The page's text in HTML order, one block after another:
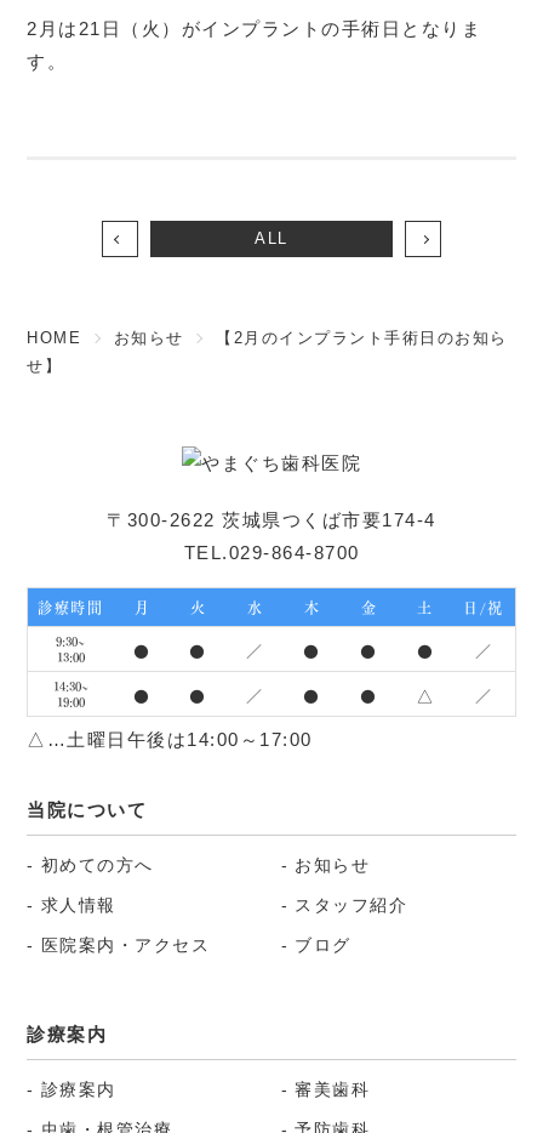
2月は21日（火）がインプラントの手術日となりま
す。
ALL
HOME お知らせ
【2月のインプラント手術日のお知ら
せ】
〒300-2622 茨城県つくば市要174-4
TEL.029-864-8700
診療時間 月 火 水 木 金 土 日/祝
9:30~
13:00
● ● ／ ● ● ● ／
14:30~
19:00
● ● ／ ● ● △ ／
△…土曜日午後は14:00～17:00
当院について
初めての方へ
求人情報
医院案内・アクセス
お知らせ
スタッフ紹介
ブログ
診療案内
診療案内 審美歯科